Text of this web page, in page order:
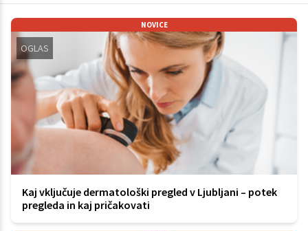
NOVICE
OGLAS
Kaj vključuje dermatološki pregled v Ljubljani – potek
pregleda in kaj pričakovati